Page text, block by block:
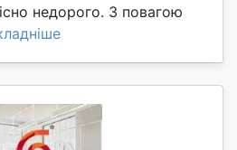
недорого. З повагою